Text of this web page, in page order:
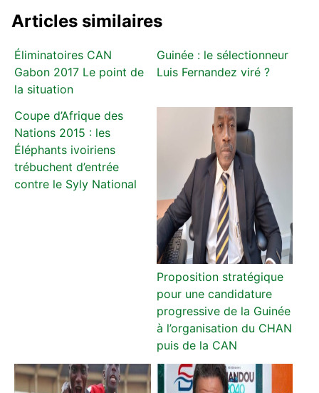
Articles similaires
Éliminatoires CAN
Gabon 2017 Le point de
la situation
Guinée : le sélectionneur
Luis Fernandez viré ?
Coupe d’Afrique des
Nations 2015 : les
Éléphants ivoiriens
trébuchent d’entrée
contre le Syly National
Proposition stratégique
pour une candidature
progressive de la Guinée
à l’organisation du CHAN
puis de la CAN